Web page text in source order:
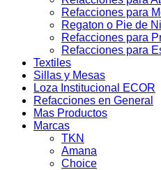
Refacciones para
Regaton o Pie de
Refacciones para
Refacciones para
Textiles
Sillas y Mesas
Loza Institucional ECOR
Refacciones en General
Mas Productos
Marcas
TKN
Amana
Choice